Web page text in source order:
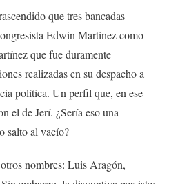
que tres bancadas
Edwin Martínez como
que fue duramente
realizadas en su despacho a
política. Un perfil que, en ese
el de Jerí. ¿Sería eso una
salto al vacío?
nombres: Luis Aragón,